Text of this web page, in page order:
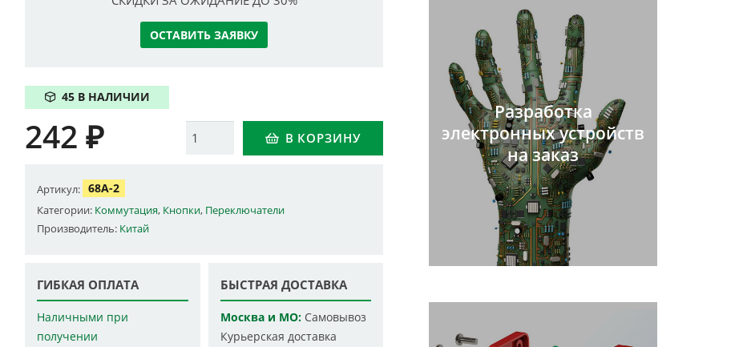
ОСТАВИТЬ ЗАЯВКУ
45 В НАЛИЧИИ
Количество В КОРЗИНУ
242₽
Артикул: 68A-2
Категории: Коммутация, Кнопки, Переключатели
Производитель: Китай
ГИБКАЯ ОПЛАТА
Наличными при
получении
БЫСТРАЯ ДОСТАВКА
Москва и МО:Самовывоз
Курьерская доставка
Разработка
электронных устройств
на заказ